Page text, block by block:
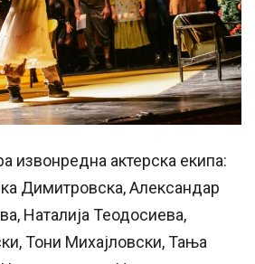
извонредна актерска екипа:
Димитровска, Александар
Наталија Теодосиева,
Тони Михајловски, Тања